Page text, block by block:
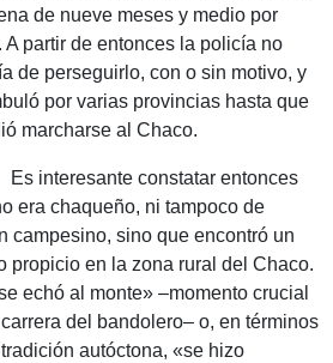
de nueve meses y medio por
A partir de entonces la policía no
de perseguirlo, con o sin motivo, y
por varias provincias hasta que
marcharse al Chaco.
Es interesante constatar entonces
era chaqueño, ni tampoco de
campesino, sino que encontró un
propicio en la zona rural del Chaco.
echó al monte» –momento crucial
del bandolero– o, en términos
autóctona, «se hizo